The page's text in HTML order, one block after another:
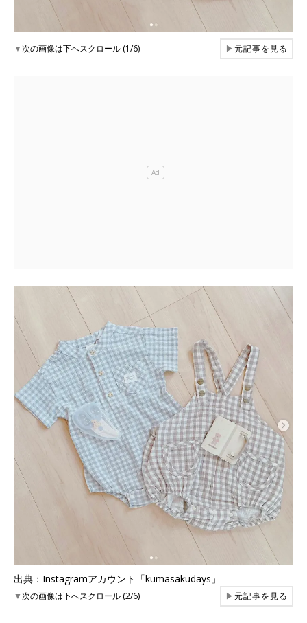
▼次の画像は下へスクロール (1/6) ▶元記事を見る
出典：Instagramアカウント「kumasakudays」
▼次の画像は下へスクロール (2/6) ▶元記事を見る